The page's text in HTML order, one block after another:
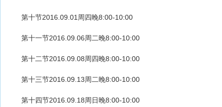
第十节2016.09.01周四晚8:00-10:00
第十一节2016.09.06周二晚8:00-10:00
第十二节2016.09.08周四晚8:00-10:00
第十三节2016.09.13周二晚8:00-10:00
第十四节2016.09.18周日晚8:00-10:00